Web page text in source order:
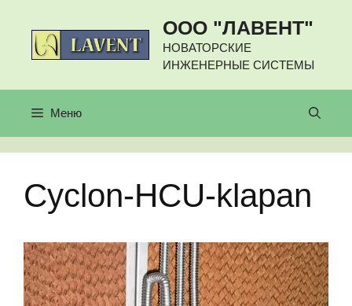
содержимому
ООО "ЛАВЕНТ"
НОВАТОРСКИЕ
ИНЖЕНЕРНЫЕ СИСТЕМЫ
Меню
Cyclon-HCU-klapan